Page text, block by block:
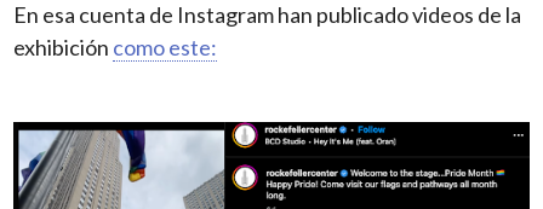
En esa cuenta de Instagram han publicado videos de la
exhibición como este: